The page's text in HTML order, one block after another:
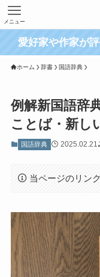
メニュー
愛好家や作家が
ホーム 辞書 国語辞典
例解新国語辞
ことば・新し
国語辞典 2025.02.21
当ページのリン